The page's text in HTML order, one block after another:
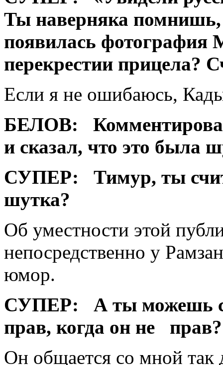
Ты наверняка
появилась фотография
перекрестии прицела?
Если я не ошибаюсь,
БЕЛОВ:
и сказал, что это была
СУПЕР:
Тимур, ты
шутка?
Об уместности этой
непосредственно у
юмор.
СУПЕР:
А ты можешь
прав, когда он не прав?
Он общается со мной так